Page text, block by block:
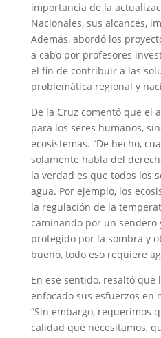
importancia de la
Nacionales, sus alcances,
Además, abordó los
a cabo por profesores
el fin de contribuir a las
problemática regional y
De la Cruz comentó que el
para los seres humanos,
ecosistemas. “De hecho,
solamente habla del
la verdad es que todos los
agua. Por ejemplo, los
la regulación de la
caminando por un
protegido por la sombra y
bueno, todo eso requiere
En ese sentido, resaltó que
enfocado sus esfuerzos en
“Sin embargo, requerimos
calidad que necesitamos,